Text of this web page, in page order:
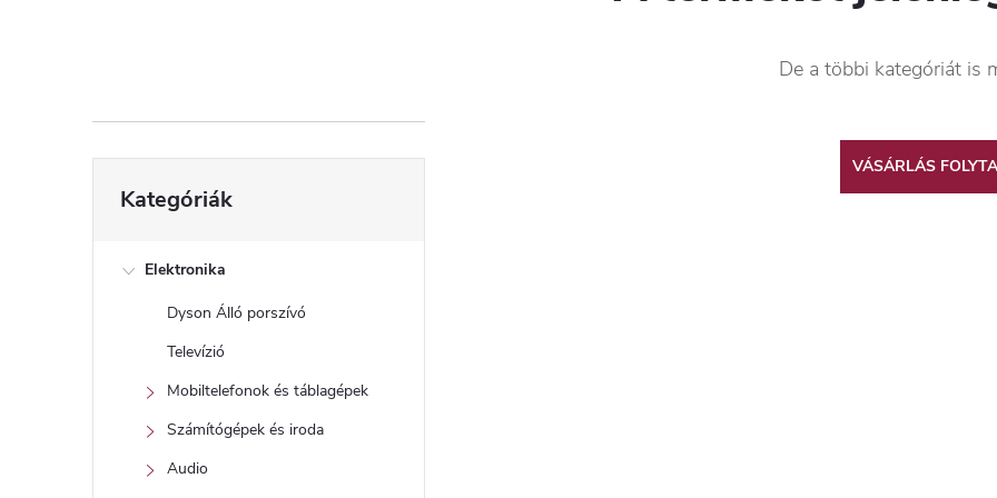
l
sátugrása
Kategóriák
Elektronika
Dyson Álló porszívó
Televízió
Mobiltelefonok és táblagépek
Számítógépek és iroda
Audio
De a többi kategóriát is
VÁSÁRLÁS